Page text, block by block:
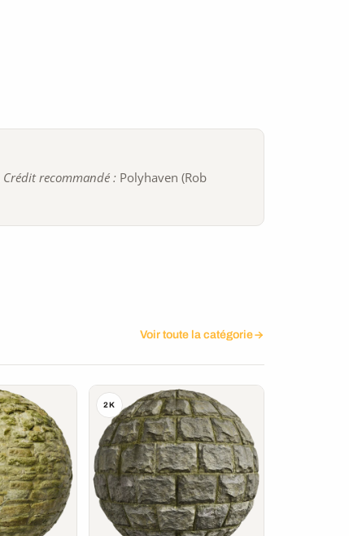
Crédit recommandé : Polyhaven (Rob
Voir toute la catégorie
2K